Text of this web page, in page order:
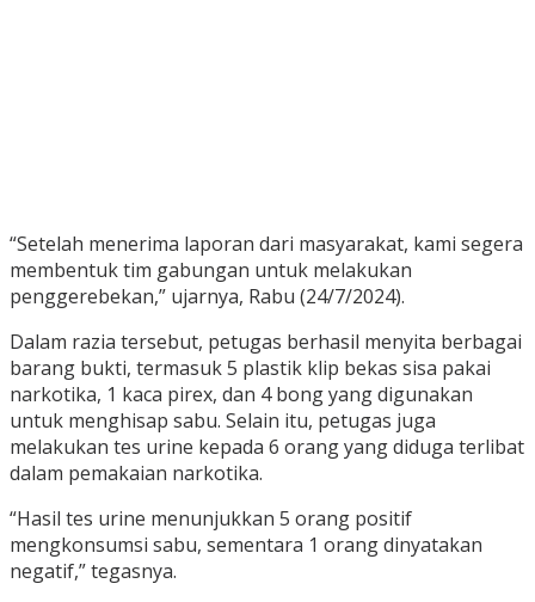
“Setelah menerima laporan dari masyarakat, kami segera
membentuk tim gabungan untuk melakukan
penggerebekan,” ujarnya, Rabu (24/7/2024).
Dalam razia tersebut, petugas berhasil menyita berbagai
barang bukti, termasuk 5 plastik klip bekas sisa pakai
narkotika, 1 kaca pirex, dan 4 bong yang digunakan
untuk menghisap sabu. Selain itu, petugas juga
melakukan tes urine kepada 6 orang yang diduga terlibat
dalam pemakaian narkotika.
“Hasil tes urine menunjukkan 5 orang positif
mengkonsumsi sabu, sementara 1 orang dinyatakan
negatif,” tegasnya.